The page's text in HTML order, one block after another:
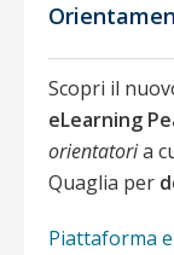
Scopri il
eLearning
orientatoria
Quaglia per
Piattaforma